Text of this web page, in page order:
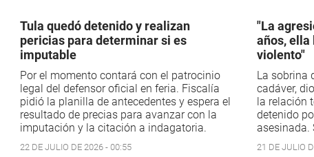
Tula quedó detenido y realizan
pericias para determinar si es
imputable
Por el momento contará con el patrocinio
legal del defensor oficial en feria. Fiscalía
pidió la planilla de antecedentes y espera el
resultado de precias para avanzar con la
imputación y la citación a indagatoria.
22 DE JULIO DE 2026 - 00:55
"La
años, ella
violento"
La sobrina
cadáver,
la relación
detenido
asesinada.
21 DE JULIO